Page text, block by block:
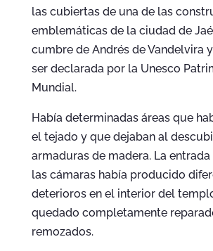
las cubiertas de una de las
emblemáticas de la ciudad de
cumbre de Andrés de Vandelvira
ser declarada por la Unesco
Mundial.
Había determinadas áreas que
el tejado y que dejaban al
armaduras de madera. La entrada
las cámaras había producido
deterioros en el interior del
quedado completamente
remozados.